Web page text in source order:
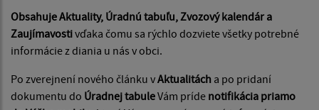
Obsahuje Aktuality, Úradnú tabuľu, Zvozový kalendár a
Zaujímavostivďaka čomu sa rýchlo dozviete všetky potrebné
informácie z diania u nás v obci.
Po zverejnení nového článku vAktualitách a po pridaní
dokumentu do Úradnej tabuleVám príde notifikácia priamo